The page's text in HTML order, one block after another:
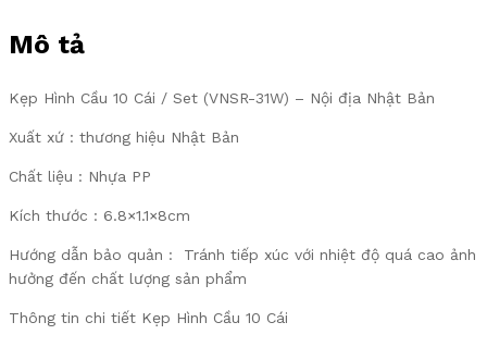
Mô tả
Kẹp Hình Cầu 10 Cái / Set (VNSR-31W) – Nội địa Nhật Bản
Xuất xứ : thương hiệu Nhật Bản
Chất liệu : Nhựa PP
Kích thước : 6.8×1.1×8cm
Hướng dẫn bảo quản : Tránh tiếp xúc với nhiệt độ quá cao ảnh
hưởng đến chất lượng sản phẩm
Thông tin chi tiết Kẹp Hình Cầu 10 Cái